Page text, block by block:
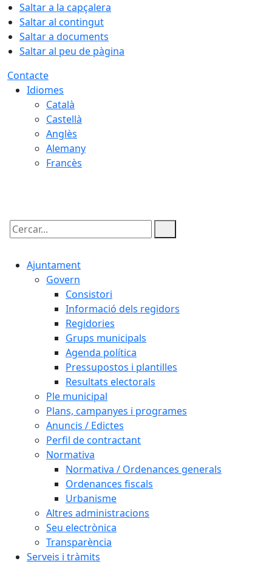
Saltar a la capçalera
Saltar al contingut
Saltar a documents
Saltar al peu de pàgina
Contacte
Idiomes
Català
Castellà
Anglès
Alemany
Francès
Cercar:
Ajuntament
Govern
Consistori
Informació dels regidors
Regidories
Grups municipals
Agenda política
Pressupostos i plantilles
Resultats electorals
Ple municipal
Plans, campanyes i programes
Anuncis / Edictes
Perfil de contractant
Normativa
Normativa / Ordenances generals
Ordenances fiscals
Urbanisme
Altres administracions
Seu electrònica
Transparència
Serveis i tràmits